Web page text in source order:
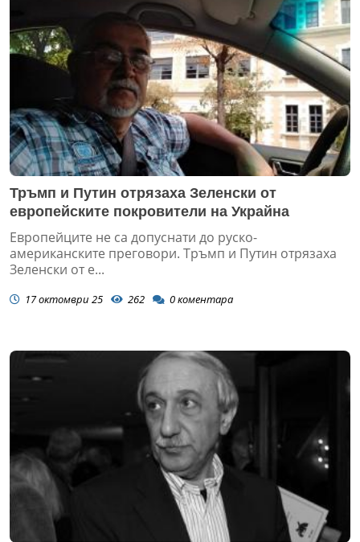
Тръмп и Путин отрязаха Зеленски от
европейските покровители на Украйна
Европейците не са допуснати до руско-
американските преговори. Тръмп и Путин отрязаха
Зеленски от е...
17 октомври 25 262 0коментара